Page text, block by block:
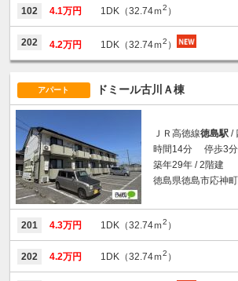
102 4.1万円 1DK（32.74ｍ2 ）
202 4.2万円 1DK（32.74ｍ2 ）
アパート ドミール古川Ａ棟
ＪＲ高徳線徳島駅 /
時間14分 停歩3分
築年29年 / 2階建
徳島県徳島市応神
201 4.3万円 1DK（32.74ｍ2 ）
202 4.2万円 1DK（32.74ｍ2 ）